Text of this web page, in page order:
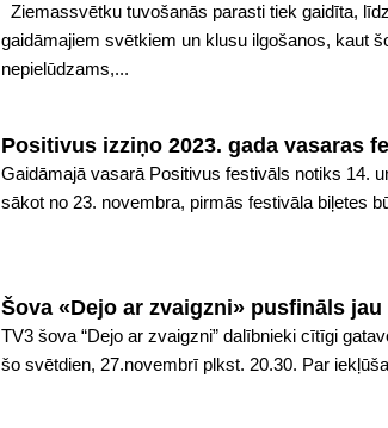
Ziemassvētku tuvošanās parasti tiek gaidīta,
gaidāmajiem svētkiem un klusu ilgošanos, kaut
nepielūdzams,...
Positivus izziņo 2023. gada vasaras
Gaidāmajā vasarā Positivus festivāls notiks 14.
sākot no 23. novembra, pirmās festivāla biļetes
Šova «Dejo ar zvaigzni» pusfināls jau
TV3 šova “Dejo ar zvaigzni” dalībnieki cītīgi
šo svētdien, 27.novembrī plkst. 20.30. Par